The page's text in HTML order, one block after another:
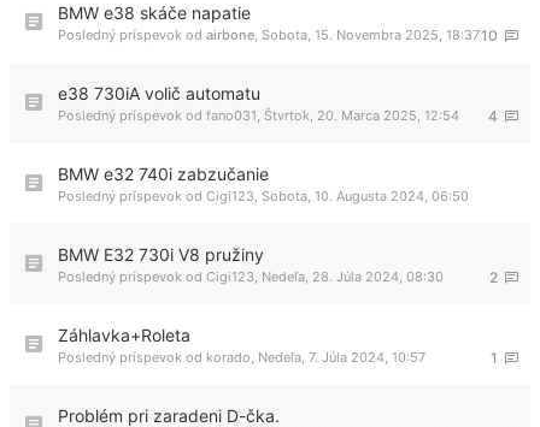
BMW e38 skáče napatie
10
Posledný príspevok od airbone Sobota, 15. Novembra 2025, 18:37
e38 730iA volič automatu
4
Posledný príspevok od fano031 Štvrtok, 20. Marca 2025, 12:54
BMW e32 740i zabzučanie
Posledný príspevok od Cigi123 Sobota, 10. Augusta 2024, 06:50
BMW E32 730i V8 pružiny
2
Posledný príspevok od Cigi123 Nedeľa, 28. Júla 2024, 08:30
Záhlavka+Roleta
1
Posledný príspevok od korado Nedeľa, 7. Júla 2024, 10:57
Problém pri zaradeni D-čka.